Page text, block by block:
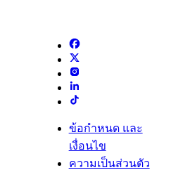
ข้อกำหนด และ
เงื่อนไข
ความเป็นส่วนตัว